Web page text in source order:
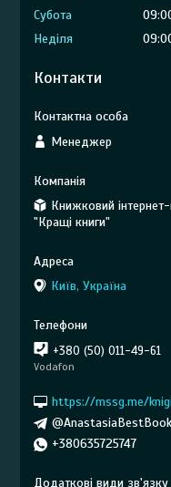
Субота
Неділя
Контакти
Менеджер
Книжковий
"Кращі книги"
Київ, Україна
+380 (50) 011-49-61
Vodafon
https://mssg.me/
@AnastasiaBestBook
+380635725747